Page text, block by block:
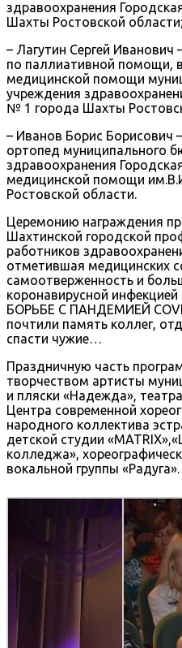
здравоохранения
Шахты Ростовской области;
– Лагутин Сергей
по паллиативной помощи,
медицинской помощи
учреждения
№ 1 города Шахты
– Иванов Борис Борисович
ортопед муниципального
здравоохранения
медицинской помощи
Ростовской области.
Церемонию награждения
Шахтинской городской
работников
отметившая медицинских
самоотверженность и
коронавирусной
БОРЬБЕ С ПАНДЕМИЕЙ
почтили память коллег,
спасти чужие…
Праздничную часть
творчеством артисты
и пляски «Надежда»,
Центра современной
народного коллектива
детской студии
колледжа»,
вокальной группы «Радуга».